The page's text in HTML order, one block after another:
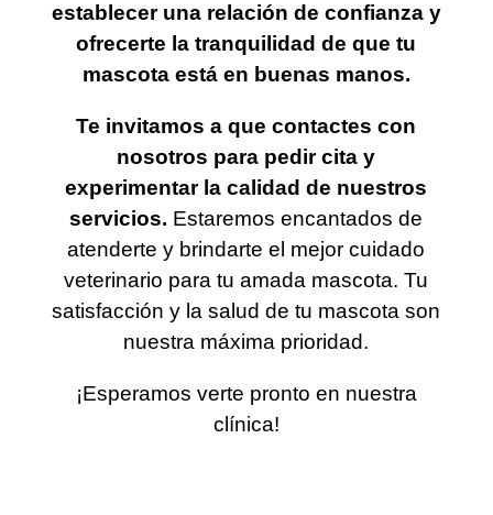
establecer una relación de confianza y
ofrecerte la tranquilidad de que tu
mascota está en buenas manos.
Te invitamos a que contactes con
nosotros para pedir cita y
experimentar la calidad de nuestros
servicios. Estaremos encantados de
atenderte y brindarte el mejor cuidado
veterinario para tu amada mascota. Tu
satisfacción y la salud de tu mascota son
nuestra máxima prioridad.
¡Esperamos verte pronto en nuestra
clínica!